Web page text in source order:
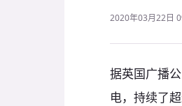
2020年03月22日
据英国广播
电，持续了